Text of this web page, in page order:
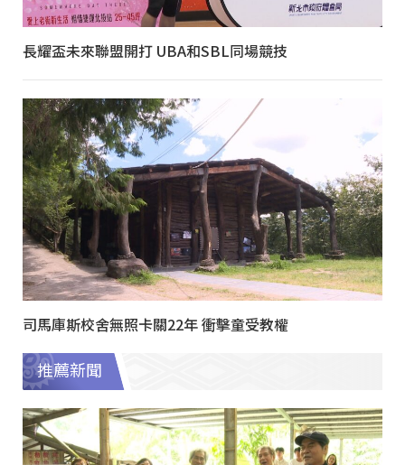
長耀盃未來聯盟開打 UBA和SBL同場競技
司馬庫斯校舍無照卡關22年 衝擊童受教權
推薦新聞